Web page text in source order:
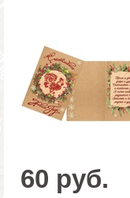
60 руб.